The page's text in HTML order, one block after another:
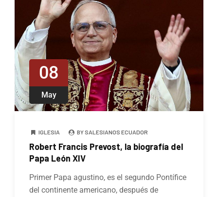
08
May
IGLESIA BY SALESIANOS ECUADOR
Robert Francis Prevost, la biografía del
Papa León XIV
Primer Papa agustino, es el segundo Pontífice
del continente americano, después de